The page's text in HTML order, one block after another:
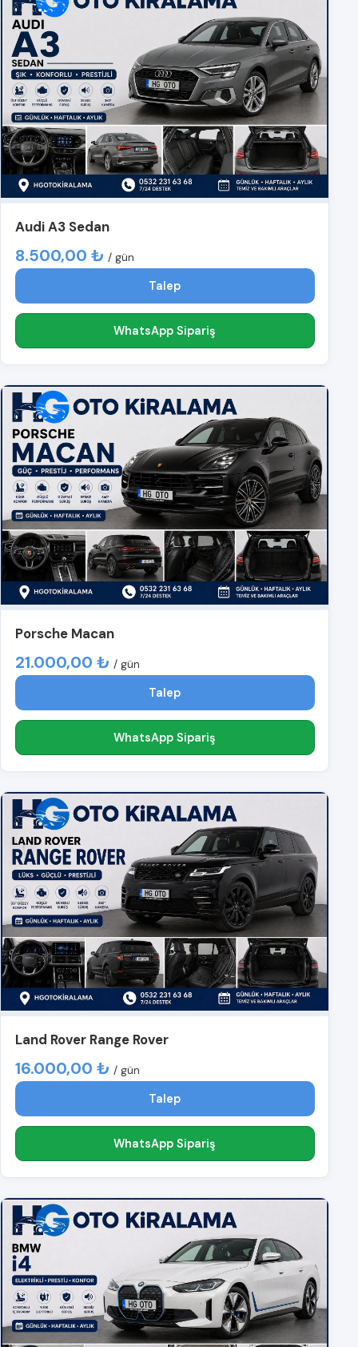
Audi A3 Sedan
8.500,00 ₺ / gün
Talep
WhatsApp Sipariş
Porsche Macan
21.000,00 ₺ / gün
Talep
WhatsApp Sipariş
Land Rover Range Rover
16.000,00 ₺ / gün
Talep
WhatsApp Sipariş